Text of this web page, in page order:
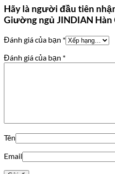
Hãy là người đầu tiên
Giường ngủ JINDIAN Hàn
Đánh giá của bạn *
Đánh giá của bạn *
Tên
Email